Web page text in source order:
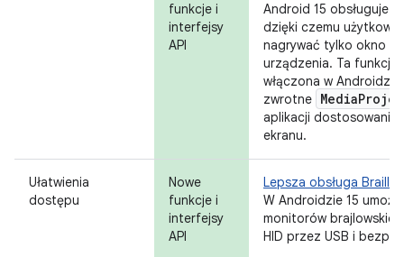
funkcje i
interfejsy
API
Android 15 obsługuje
dzięki czemu
nagrywać tylko okno
urządzenia. Ta
włączona w Androidzie
zwrotne Media
aplikacji
ekranu.
Ułatwienia
dostępu
Nowe
funkcje i
interfejsy
API
Lepsza obsługa
W Androidzie 15
monitorów
HID przez USB i